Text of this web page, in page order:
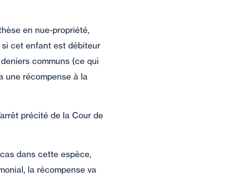
en nue-propriété,
si cet enfant est débiteur
communs (ce qui
une récompense à la
précité de la Cour de
dans cette espèce,
la récompense va